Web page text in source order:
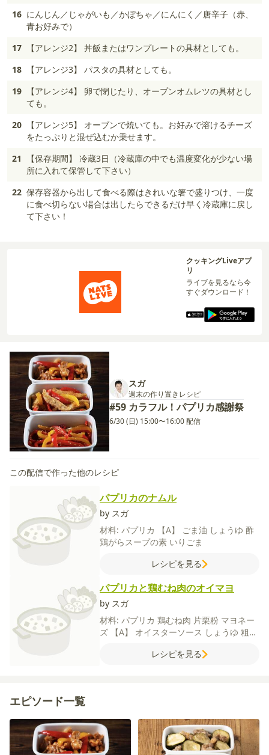
16 にんじん／じゃがいも／かぼちゃ／にんにく／唐辛子（赤、
青お好みで）
17
【アレンジ2】 丼飯またはワンプレートの具材としても。
18
【アレンジ3】 パスタの具材としても。
19
【アレンジ4】 卵で閉じたり、オープンオムレツの具材とし
ても。
20
【アレンジ5】 オーブンで焼いても。お好みで溶けるチーズ
をたっぷりと混ぜ込むか乗せます。
21
【保存期間】 冷蔵3日（冷蔵庫の中でも温度変化が少ない場
所に入れて保管して下さい）
22 保存容器から出して食べる際はきれいな箸で盛りつけ、一度
に食べ切らない場合は出したらできるだけ早く冷蔵庫に戻し
て下さい！
クッキングLiveアプ
リ
ライブを見るなら今
すぐダウンロード！
スガ
週末の作り置きレシピ
#59 カラフル！パプリカ感謝祭
6/30 (日) 15:00〜16:00 配信
この配信で作った他のレシピ
パプリカのナムル
by スガ
材料: パプリカ 【A】 ごま油 しょうゆ 酢
鶏がらスープの素 いりごま
レシピを見る
パプリカと鶏むね肉のオイマヨ
by スガ
材料: パプリカ 鶏むね肉 片栗粉 マヨネー
ズ
【A】 オイスターソース しょうゆ 粗び
レシピを見る
エピソード一覧